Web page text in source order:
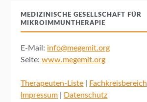
MEDIZINISCHE GESELLSCHAFT FÜR
MIKROIMMUNTHERAPIE
E-Mail: info@megemit.org
Seite:www.megemit.org
Therapeuten-Liste
Fachkreisbereich
Impressum
Datenschutz